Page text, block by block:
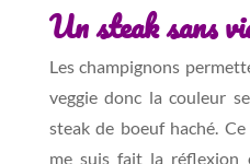
Un steak sans
Les champignons
veggie donc la couleur
steak de boeuf haché.
me suis fait la réflexion